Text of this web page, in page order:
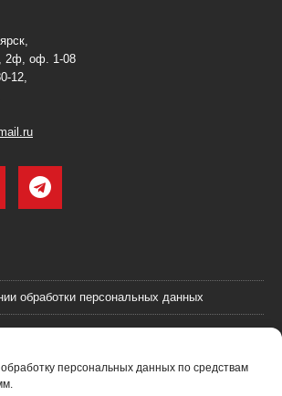
персональных данных по средствам
2ф, оф. 1-08
12,
обработки персональных данных
персональных данных
(оферта)